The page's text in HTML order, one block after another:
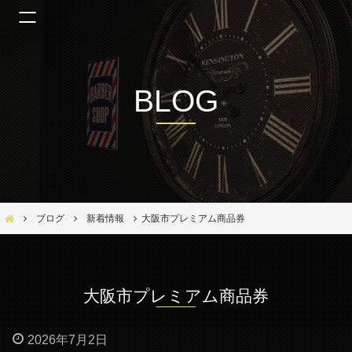
BLOG
Bar Ber Shop REGALO【バーバーショップ レガロ】- 大阪・福島区の美容室
ブログ 新着情報 大阪市プレミアム商品券
大阪市プレミアム商品券
2026年7月2日